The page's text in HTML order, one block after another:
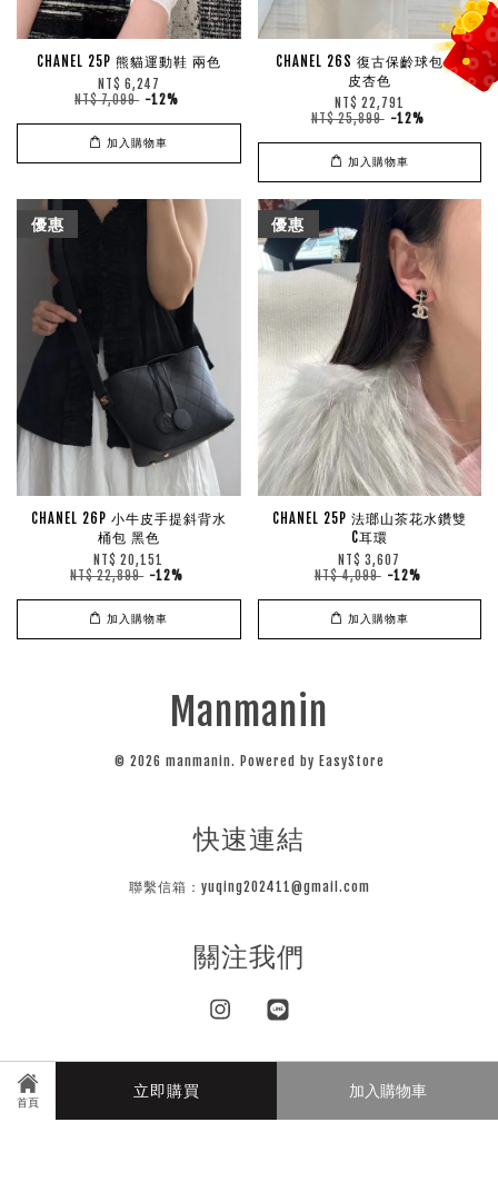
首頁
立即購買 加入購物車
CHANEL 25P 熊貓運動鞋 兩色
NT$ 6,247
NT$ 7,099 -12%
加入購物車
CHANEL 26S 復古保齡球包 麂
皮杏色
NT$ 22,791
NT$ 25,899 -12%
加入購物車
優惠
CHANEL 26P 小牛皮手提斜背水
桶包 黑色
NT$ 20,151
NT$ 22,899 -12%
加入購物車
優惠
CHANEL 25P 法瑯山茶花水鑽雙
C耳環
NT$ 3,607
NT$ 4,099 -12%
加入購物車
Manmanin
© 2026 manmanin. Powered by EasyStore
快速連結
聯繫信箱：yuqing202411@gmail.com
關注我們
Instagram
JCB